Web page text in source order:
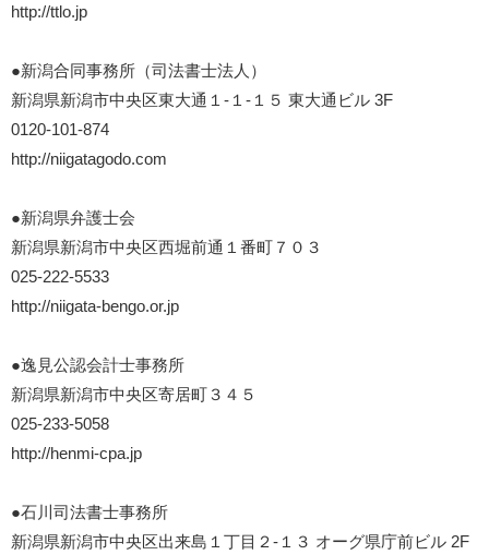
http://ttlo.jp
●新潟合同事務所（司法書士法人）
新潟県新潟市中央区東大通１-１-１５ 東大通ビル 3F
0120-101-874
http://niigatagodo.com
●新潟県弁護士会
新潟県新潟市中央区西堀前通１番町７０３
025-222-5533
http://niigata-bengo.or.jp
●逸見公認会計士事務所
新潟県新潟市中央区寄居町３４５
025-233-5058
http://henmi-cpa.jp
●石川司法書士事務所
新潟県新潟市中央区出来島１丁目２-１３ オーグ県庁前ビル 2F